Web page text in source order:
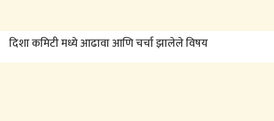
दिशा कमिटी मध्ये आढावा आणि चर्चा झालेले विषय